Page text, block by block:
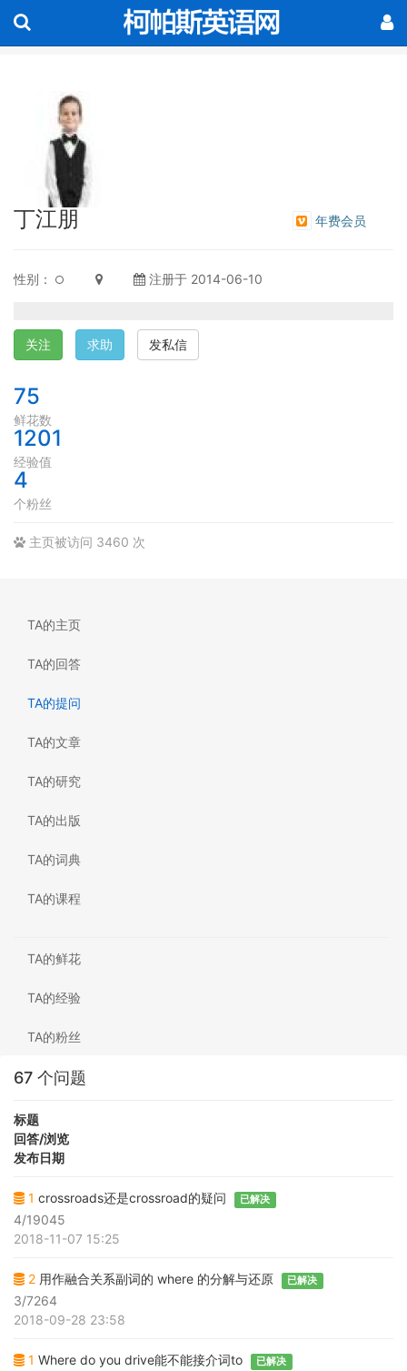
丁江朋 年费会员
性别： 注册于 2014-06-10
关注 求助 发私信
75
鲜花数
1201
经验值
4
个粉丝
主页被访问 3460 次
TA的主页
TA的回答
TA的提问
TA的文章
TA的研究
TA的出版
TA的词典
TA的课程
TA的鲜花
TA的经验
TA的粉丝
67 个问题
标题
回答/浏览
发布日期
1 crossroads还是crossroad的疑问 已解决
4/19045
2018-11-07 15:25
2 用作融合关系副词的 where 的分解与还原 已解决
3/7264
2018-09-28 23:58
1 Where do you drive能不能接介词to 已解决